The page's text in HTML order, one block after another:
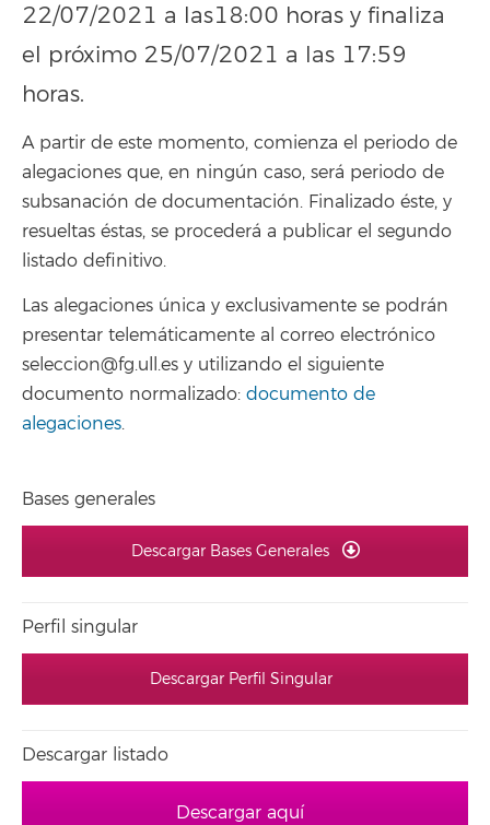
22/07/2021 a las18:00 horas y finaliza
el próximo 25/07/2021 a las 17:59
horas.
A partir de este momento, comienza el periodo de
alegaciones que, en ningún caso, será periodo de
subsanación de documentación. Finalizado éste, y
resueltas éstas, se procederá a publicar el segundo
listado definitivo.
Las alegaciones única y exclusivamente se podrán
presentar telemáticamente al correo electrónico
seleccion@fg.ull.es y utilizando el siguiente
documento normalizado: documento de
alegaciones.
Bases generales
Descargar Bases Generales
Perfil singular
Descargar Perfil Singular
Descargar listado
Descargar aquí